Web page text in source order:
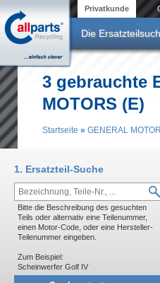
Privatkunde
Die
3 gebrauchte
MOTORS (E)
Startseite » GENERAL
1. Ersatzteil-Suche
Bitte die Beschreibung des gesuchten
Teils oder alternativ eine Teilenummer,
einen Motor-Code, oder eine Hersteller-
Teilenummer eingeben.
Zum Beispiel:
Scheinwerfer Golf IV